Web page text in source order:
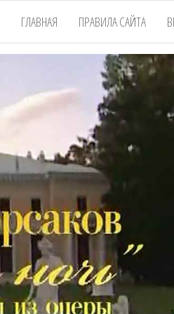
ГЛАВНАЯ ПРАВИЛА САЙТА